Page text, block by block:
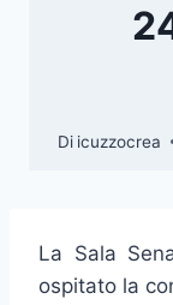
Di icuzzocrea
La Sala
ospitato la